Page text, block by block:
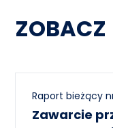
ZOBACZ
Raport bieżący
Zawarcie